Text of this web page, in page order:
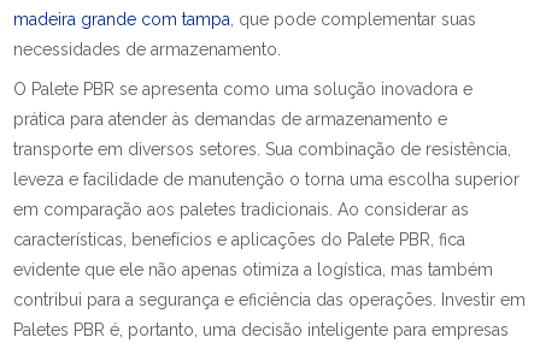
madeira grande com tampa , que pode complementar suas
necessidades de armazenamento.
O Palete PBR se apresenta como uma solução inovadora e
prática para atender às demandas de armazenamento e
transporte em diversos setores. Sua combinação de resistência,
leveza e facilidade de manutenção o torna uma escolha superior
em comparação aos paletes tradicionais. Ao considerar as
características, benefícios e aplicações do Palete PBR, fica
evidente que ele não apenas otimiza a logística, mas também
contribui para a segurança e eficiência das operações. Investir em
Paletes PBR é, portanto, uma decisão inteligente para empresas